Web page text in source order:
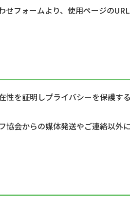
フォームより、使用ページの
を証明しプライバシーを保護す
会からの媒体発送やご連絡以外